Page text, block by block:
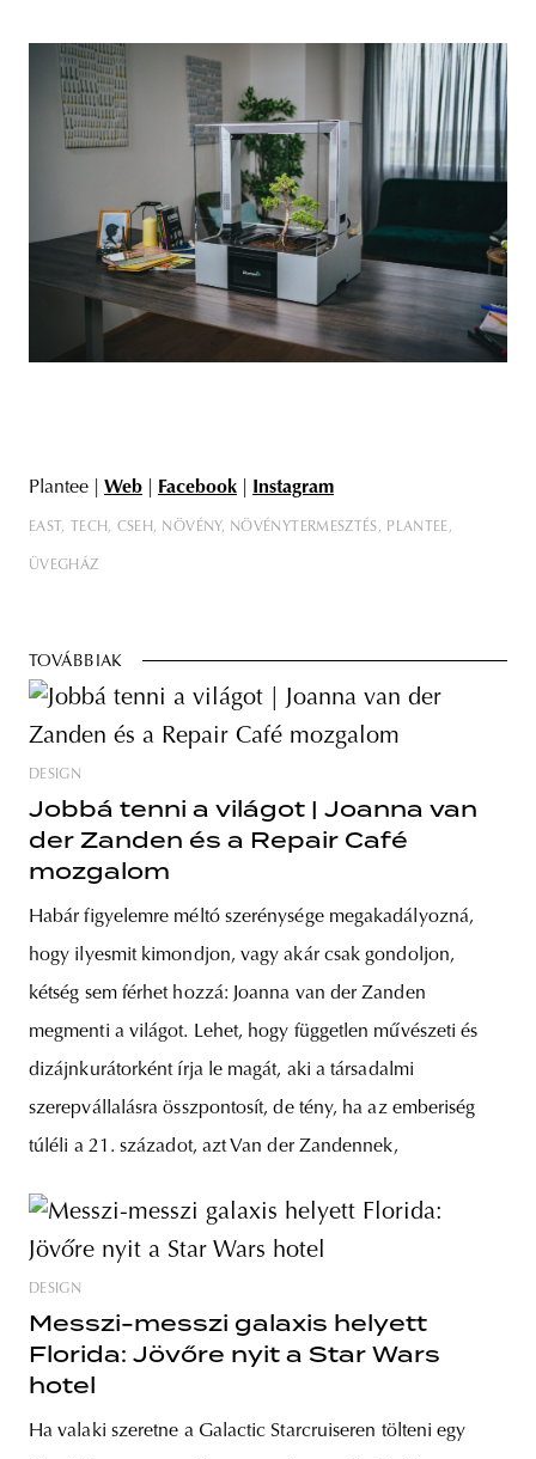
Plantee | Web Facebook Instagram
EAST TECH CSEH NÖVÉNY NÖVÉNYTERMESZTÉS PLANTEE
ÜVEGHÁZ
TOVÁBBIAK
DESIGN
Jobbá tenni a világot | Joanna van
der Zanden és a Repair Café
mozgalom
Habár figyelemre méltó szerénysége megakadályozná,
hogy ilyesmit kimondjon, vagy akár csak gondoljon,
kétség sem férhet hozzá: Joanna van der Zanden
megmenti a világot. Lehet, hogy független művészeti és
dizájnkurátorként írja le magát, aki a társadalmi
szerepvállalásra összpontosít, de tény, ha az emberiség
túléli a 21. századot, azt Van der Zandennek,
DESIGN
Messzi-messzi galaxis helyett
Florida: Jövőre nyit a Star Wars
hotel
Ha valaki szeretne a Galactic Starcruiseren tölteni egy